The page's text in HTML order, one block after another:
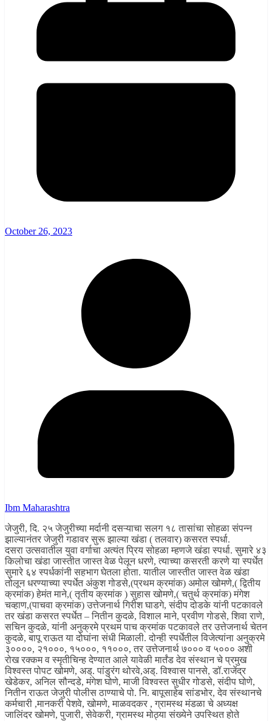
October 26, 2023
Ibm Maharashtra
जेजुरी, दि. २५ जेजुरीच्या मर्दानी दसऱ्याचा सलग १८ तासांचा सोहळा संपन्न
झाल्यानंतर जेजुरी गडावर सुरू झाल्या खंडा ( तलवार) कसरत स्पर्धा.
दसरा उत्सवातील युवा वर्गाचा अत्यंत प्रिय सोहळा म्हणजे खंडा स्पर्धा. सुमारे ४३
किलोचा खंडा जास्तीत जास्त वेळ पेलून धरणे, त्याच्या कसरती करणे या स्पर्धेत
सुमारे ६४ स्पर्धकांनी सहभाग घेतला होता. यातील जास्तीत जास्त वेळ खंडा
तोलून धरण्याच्या स्पर्धेत अंकुश गोडसे,(प्रथम क्रमांक) अमोल खोमणे,( द्वितीय
क्रमांक) हेमंत माने,( तृतीय क्रमांक ) सुहास खोमणे,( चतुर्थ क्रमांक) मंगेश
चव्हाण,(पाचवा क्रमांक) उत्तेजनार्थ गिरीश घाडगे, संदीप दोडके यांनी पटकावले
तर खंडा कसरत स्पर्धेत – नितीन कुदळे, विशाल माने, प्रवीण गोडसे, शिवा राणे,
सचिन कुदळे, यांनी अनुक्रमे प्रथम पाच क्रमांक पटकावले तर उत्तेजनार्थ चेतन
कुदळे, बापू राऊत या दोघांना संधी मिळाली. दोन्ही स्पर्धेतील विजेत्यांना अनुक्रमे
३००००, २१०००, १५०००, ११०००, तर उत्तेजनार्थ ७००० व ५००० अशी
रोख रक्कम व स्मृतीचिन्ह देण्यात आले यावेळी मार्तंड देव संस्थान चे प्रमुख
विश्वस्त पोपट खोमणे, अड्. पांडुरंग थोरवे,अड्. विश्वास पानसे, डॉ.राजेंद्र
खेडेकर, अनिल सौन्दडे, मंगेश घोणे, माजी विश्वस्त सुधीर गोडसे, संदीप घोणे,
नितीन राऊत जेजुरी पोलीस ठाण्याचे पो. नि. बापूसाहेब सांडभोर, देव संस्थानचे
कर्मचारी ,मानकरी पेशवे, खोमणे, माळवदकर , ग्रामस्थ मंडळा चे अध्यक्ष
जालिंदर खोमणे, पुजारी, सेवेकरी, ग्रामस्थ मोठ्या संख्येने उपस्थित होते